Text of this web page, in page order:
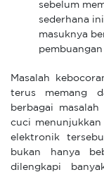
sebelum
sederhana
masuknya
Masalah
terus memang
berbagai
cuci menunjukkan
elektronik
bukan hanya
dilengkapi